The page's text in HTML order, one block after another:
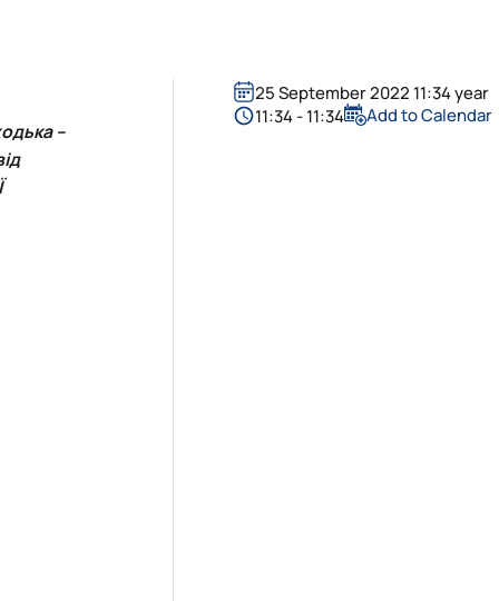
–
25 September 2022 11:34 year
11:34 - 11:34
Add to Calendar